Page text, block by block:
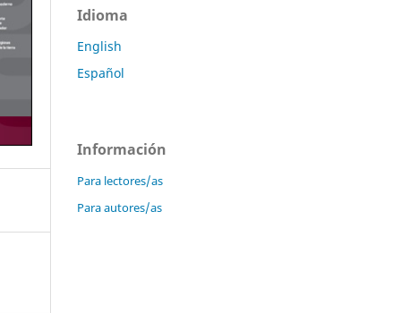
Idioma
English
Español
Información
Para lectores/as
Para autores/as